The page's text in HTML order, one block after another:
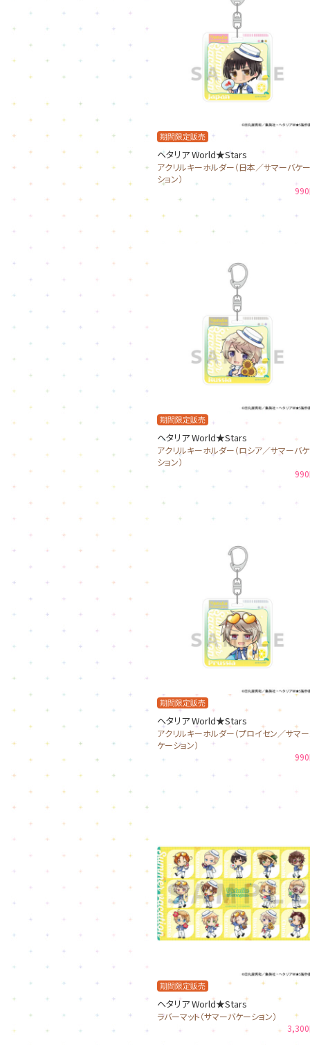
期間限定販売
ヘタリア World★Stars
アクリルキーホルダー（日本／サマーバケー
ション）
期間限定販売
ヘタリア World★Stars
アクリルキーホルダー（ロシア／サマーバ
ション）
期間限定販売
ヘタリア World★Stars
アクリルキーホルダー（プロイセン／サマ
ケーション）
期間限定販売
ヘタリア World★Stars
ラバーマット（サマーバケーション）